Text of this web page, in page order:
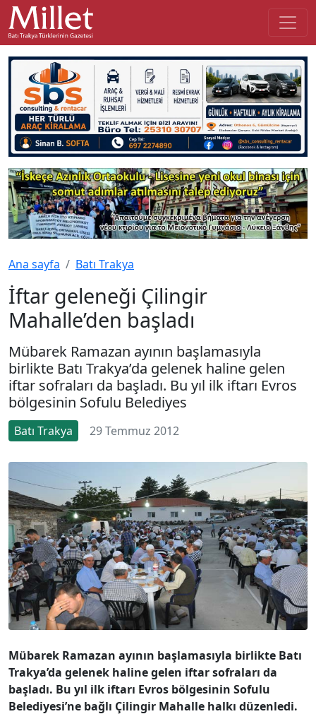
Ana sayfa Batı Trakya
İftar geleneği Çilingir
Mahalle’den başladı
Mübarek Ramazan ayının başlamasıyla
birlikte Batı Trakya’da gelenek haline gelen
iftar sofraları da başladı. Bu yıl ilk iftarı Evros
bölgesinin Sofulu Belediyes
Batı Trakya 29 Temmuz 2012
Mübarek Ramazan ayının başlamasıyla birlikte Batı
Trakya’da gelenek haline gelen iftar sofraları da
başladı. Bu yıl ilk iftarı Evros bölgesinin Sofulu
Belediyesi’ne bağlı Çilingir Mahalle halkı düzenledi.